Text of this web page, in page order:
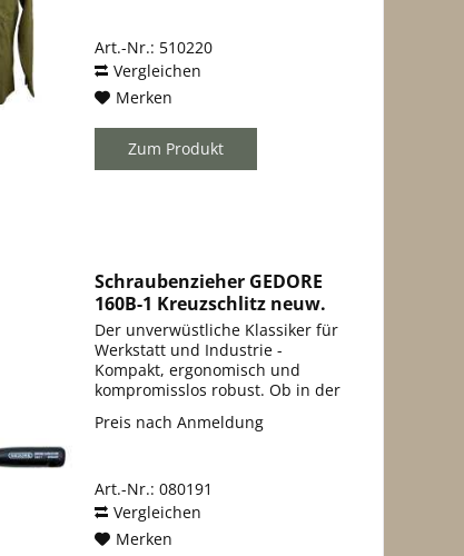
in neuwertigem...
Art.-Nr.: 510220
Vergleichen
Merken
Zum Produkt
Schraubenzieher GEDORE
160B-1 Kreuzschlitz neuw.
Der unverwüstliche Klassiker für
Werkstatt und Industrie -
Kompakt, ergonomisch und
kompromisslos robust. Ob in der
Handwerk oder im
Kreuz-Schraubenzieher der...
Preis nach Anmeldung
Art.-Nr.: 080191
Vergleichen
Merken